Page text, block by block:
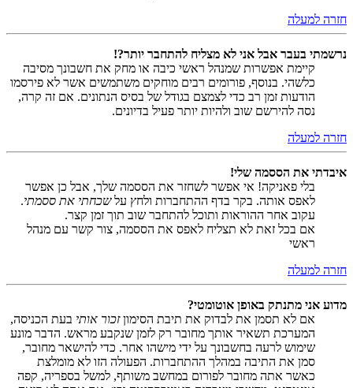
חזרה למעלה
נרשמתי בעבר אבל אני לא מצליח להתחבר יותר?!
קיימת אפשרות שמנהל ראשי כיבה או מחק את חשבונך מסיבה
כלשהי. בנוסף, פורומים רבים מוחקים משתמשים אשר לא פירסמו
הודעות זמן רב כדי לצמצם בגודל של בסיס הנתונים. אם זה קרה,
נסה להירשם שוב ולהיות יותר פעיל בדיונים.
חזרה למעלה
איבדתי את הססמה שלי!
בלי פאניקה! אי אפשר לשחזר את הססמה שלך, אבל כן אפשר
לאפס אותה. בקר בדף ההתחברות ולחץ עלשכחתי את ססמתי.
עקוב אחר ההוראות ותוכל להתחבר שוב תוך זמן קצר.
אם בכל זאת לא תצליח לאפס את הססמה, צור קשר עם מנהל
ראשי
חזרה למעלה
מדוע אני מתנתק באופן אוטומטי?
אם לא תסמן את לבדוק את תיבת הסימוןזכור אותי בעת הכניסה,
המערכת תשאיר אותך מחובר רק לזמן שנקבע מראש. הדבר מונע
שימוש לרעה בחשבונך על ידי מישהו אחר. כדי להישאר מחובר,
סמן את התיבה במהלך ההתחברות. הפעולה הזו לא מומלצת
כאשר אתה מחובר לפורום במחשב משותף, למשל בספריה, קפה